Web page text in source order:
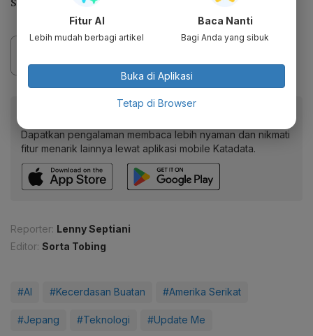
Baca artikel ini lewat aplikasi mobile.
Dapatkan pengalaman membaca lebih nyaman dan nikmati
fitur menarik lainnya lewat aplikasi mobile Katadata.
Reporter: Lenny Septiani
Editor: Sorta Tobing
#AI #Kecerdasan Buatan #Amerika Serikat
#Jepang #Teknologi #Update Me
Fitur AI
Lebih mudah berbagi artikel
Baca Nanti
Bagi Anda yang sibuk
Buka di Aplikasi
Tetap di Browser